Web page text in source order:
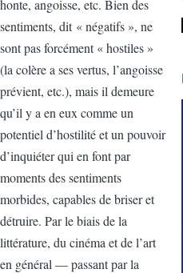
honte, angoisse, etc. Bien des
sentiments, dit « négatifs », ne
sont pas forcément « hostiles »
(la colère a ses vertus, l’angoisse
prévient, etc.), mais il demeure
qu’il y a en eux comme un
potentiel d’hostilité et un pouvoir
d’inquiéter qui en font par
moments des sentiments
morbides, capables de briser et
détruire. Par le biais de la
littérature, du cinéma et de l’art
en général — passant par la